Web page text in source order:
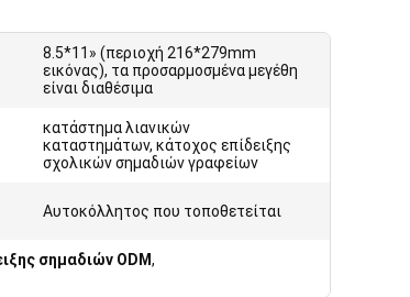
8.5*11» (περιοχή 216*279mm
εικόνας), τα προσαρμοσμένα μεγέθη
είναι διαθέσιμα
κατάστημα λιανικών
καταστημάτων, κάτοχος επίδειξης
σχολικών σημαδιών γραφείων
Αυτοκόλλητος που τοποθετείται
σημαδιών ODM,